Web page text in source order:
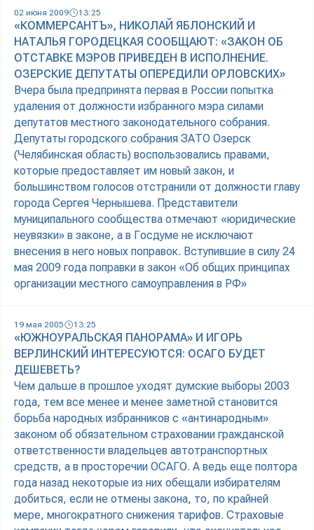
02 июня 2009 13:25
«КОММЕРСАНТЪ», НИКОЛАЙ ЯБЛОНСКИЙ И
НАТАЛЬЯ ГОРОДЕЦКАЯ СООБЩАЮТ: «ЗАКОН ОБ
ОТСТАВКЕ МЭРОВ ПРИВЕДЕН В ИСПОЛНЕНИЕ.
ОЗЕРСКИЕ ДЕПУТАТЫ ОПЕРЕДИЛИ ОРЛОВСКИХ»
Вчера была предпринята первая в России попытка
удаления от должности избранного мэра силами
депутатов местного законодательного собрания.
Депутаты городского собрания ЗАТО Озерск
(Челябинская область) воспользовались правами,
которые предоставляет им новый закон, и
большинством голосов отстранили от должности главу
города Сергея Чернышева. Представители
муниципального сообщества отмечают «юридические
неувязки» в законе, а в Госдуме не исключают
внесения в него новых поправок. Вступившие в силу 24
мая 2009 года поправки в закон «Об общих принципах
организации местного самоуправления в РФ»
19 мая 2005 13:25
«ЮЖНОУРАЛЬСКАЯ ПАНОРАМА» И ИГОРЬ
ВЕРЛИНСКИЙ ИНТЕРЕСУЮТСЯ: ОСАГО БУДЕТ
ДЕШЕВЕТЬ?
Чем дальше в прошлое уходят думские выборы 2003
года, тем все менее и менее заметной становится
борьба народных избранников с «антинародным»
законом об обязательном страховании гражданской
ответственности владельцев автотранспортных
средств, а в просторечии ОСАГО. А ведь еще полтора
года назад некоторые из них обещали избирателям
добиться, если не отмены закона, то, по крайней
мере, многократного снижения тарифов. Страховые